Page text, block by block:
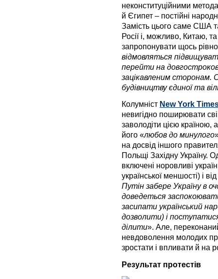
неконституційними
й Єгипет – постійні
Замість цього саме США
Росії і, можливо, Китаю,
запропонувати щось
відмовляться
перейти на
зацікавленим сторонам.
будівництву єдиної та
Колумніст New York
невигідно поширювати
заволодіти цією
його «любов до минулого
на досвід іншого
Польщі Західну Україну.
включені норовливі
української меншості) і
Путін забере Україну в
доведеться
засипати український
дозволити) і
ділити». Але,
невдоволення молодих
зростати і впливати й на
Результат протестів